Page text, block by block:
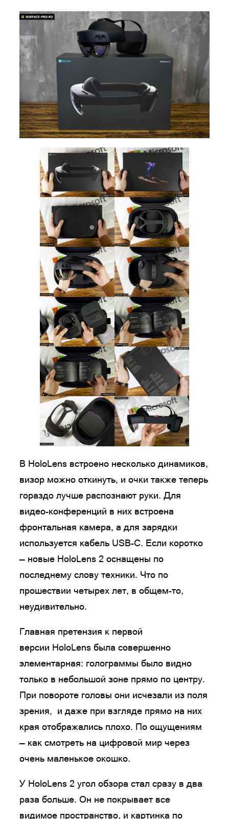
В HoloLens встроено несколько динамиков,
визор можно откинуть, и очки также теперь
гораздо лучше распознают руки. Для
видео-конференций в них встроена
фронтальная камера, а для зарядки
используется кабель USB-C. Если коротко
— новые HoloLens 2 оснащены по
последнему слову техники. Что по
прошествии четырех лет, в общем-то,
неудивительно.
Главная претензия к первой
версии HoloLens была совершенно
элементарная: голограммы было видно
только в небольшой зоне прямо по центру.
При повороте головы они исчезали из поля
зрения, и даже при взгляде прямо на них
края отображались плохо. По ощущениям
— как смотреть на цифровой мир через
очень маленькое окошко.
У HoloLens 2 угол обзора стал сразу в два
раза больше. Он не покрывает все
видимое пространство, и картинка по